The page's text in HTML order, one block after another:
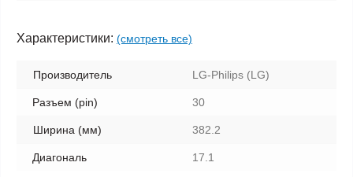
Характеристики: (смотреть все)
Производитель LG-Philips (LG)
Разъем (pin) 30
Ширина (мм) 382.2
Диагональ 17.1